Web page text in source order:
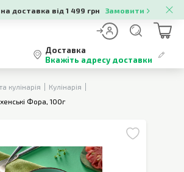
доставка від 1 499 грн Замовити
Доставка
Вкажіть адресу доставки
кулінарія
Кулінарія
Фора, 100г